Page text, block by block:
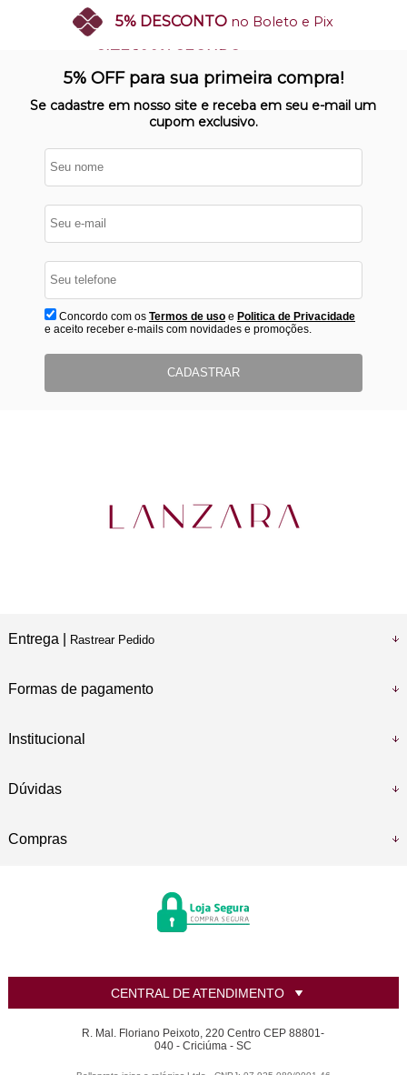
5% DESCONTO no Boleto e Pix
Nosso site opera em ambiente
protegido
5% OFF para sua primeira compra!
Se cadastre em nosso site e receba em seu e-mail um
cupom exclusivo.
Concordo com os Termos de usoe Politica de Privacidade
e aceito receber e-mails com novidades e promoções.
CADASTRAR
Entrega | Rastrear Pedido
Formas de pagamento
Institucional
Dúvidas
Compras
CENTRAL DE ATENDIMENTO
R. Mal. Floriano Peixoto, 220 Centro CEP 88801-
040 - Criciúma - SC